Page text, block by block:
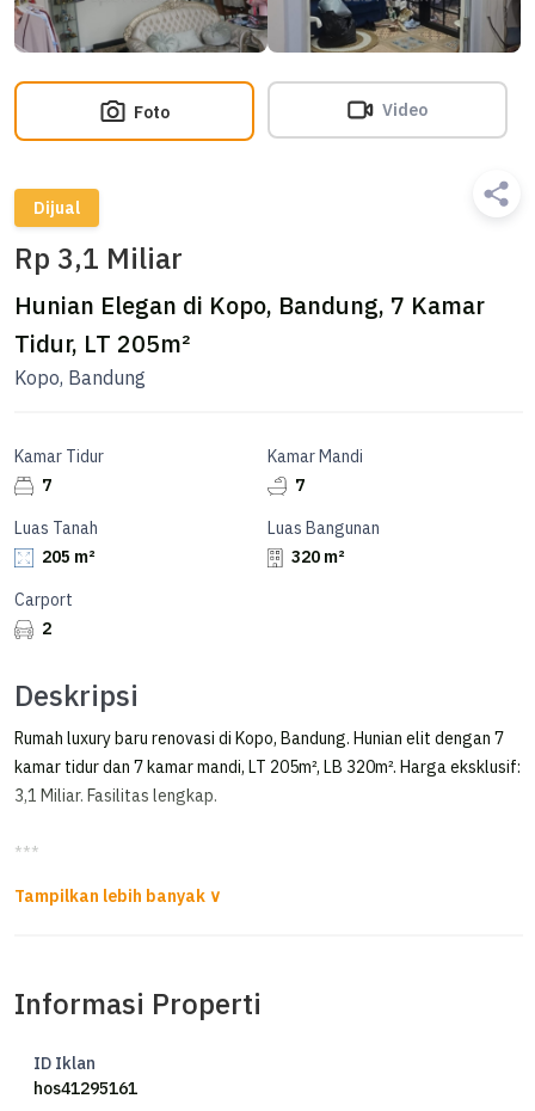
Foto Video
Dijual
Rp 3,1 Miliar
Hunian Elegan di Kopo, Bandung, 7 Kamar
Tidur, LT 205m²
Kopo, Bandung
Kamar Tidur
7
Kamar Mandi
7
Luas Tanah
205 m²
Luas Bangunan
320 m²
Carport
2
Deskripsi
Rumah luxury baru renovasi di Kopo, Bandung. Hunian elit dengan 7
kamar tidur dan 7 kamar mandi, LT 205m², LB 320m². Harga eksklusif:
3,1 Miliar. Fasilitas lengkap.
***
SHM
LT 205 m
LB 320 m
Informasi Properti
ID Iklan
hos41295161